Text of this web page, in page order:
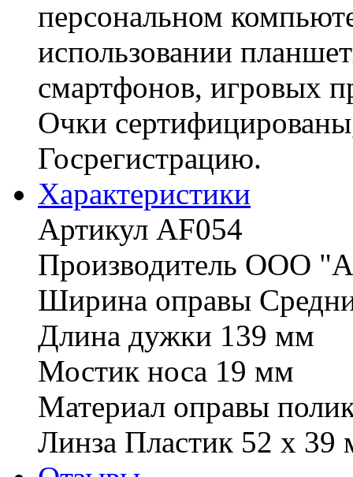
персональном
использовании
смартфонов, игровых
Очки
Госрегистрацию.
Характериcтики
Артикул AF054
Производитель ООО
Ширина оправы
Длина дужки 139 мм
Мостик носа 19 мм
Материал оправы
Линза Пластик 52 х 39